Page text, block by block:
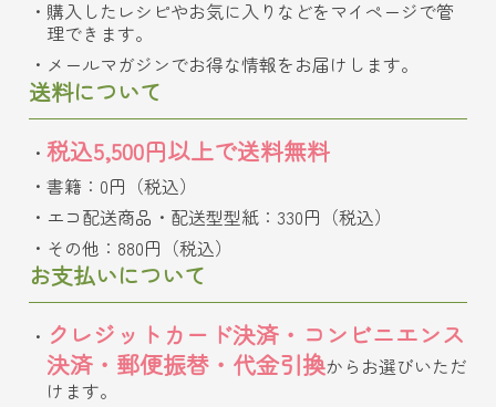
購入したレシピやお気に入りなどをマイページで管
理できます。
メールマガジンでお得な情報をお届けします。
送料について
税込5,500円以上で送料無料
書籍：0円（税込）
エコ配送商品・配送型型紙：330円（税込）
その他：880円（税込）
お支払いについて
クレジットカード決済・コンビニエンス
決済・郵便振替・代金引換からお選びいただ
けます。